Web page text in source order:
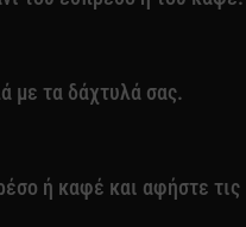
με τα δάχτυλά σας.
ή καφέ και αφήστε τις